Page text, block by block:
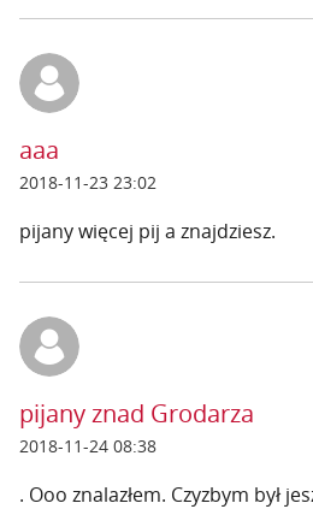
aaa
2018-11-23 23:02
pijany więcej pij a znajdziesz.
pijany znad Grodarza
2018-11-24 08:38
. Ooo znalazłem. Czyzbym był